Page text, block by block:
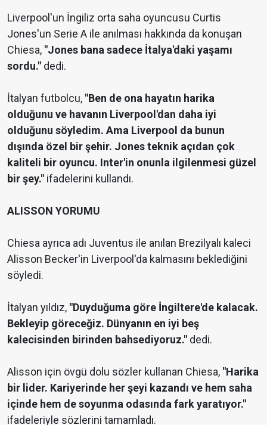
Liverpool'un İngiliz orta saha oyuncusu Curtis
Jones'un Serie A ile anılması hakkında da konuşan
Chiesa, "Jones bana sadece İtalya'daki yaşamı
sordu." dedi.
İtalyan futbolcu, "Ben de ona hayatın harika
olduğunu ve havanın Liverpool'dan daha iyi
olduğunu söyledim. Ama Liverpool da bunun
dışında özel bir şehir. Jones teknik açıdan çok
kaliteli bir oyuncu. Inter'in onunla ilgilenmesi güzel
bir şey." ifadelerini kullandı.
ALISSON YORUMU
Chiesa ayrıca adı Juventus ile anılan Brezilyalı kaleci
Alisson Becker'in Liverpool'da kalmasını beklediğini
söyledi.
İtalyan yıldız, "Duyduğuma göre İngiltere'de kalacak.
Bekleyip göreceğiz. Dünyanın en iyi beş
kalecisinden birinden bahsediyoruz." dedi.
Alisson için övgü dolu sözler kullanan Chiesa, "Harika
bir lider. Kariyerinde her şeyi kazandı ve hem saha
içinde hem de soyunma odasında fark yaratıyor."
ifadeleriyle sözlerini tamamladı.